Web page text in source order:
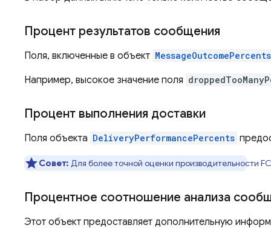
Процент результатов сообщения
Поля, включенные в объект MessageOutcomePercents
Например, высокое значение поля
Процент выполнения доставки
Поля объекта DeliveryPerformancePercents
Совет: Для более точной оценки производительности
Процентное соотношение анализа
Этот объект предоставляет дополнительную